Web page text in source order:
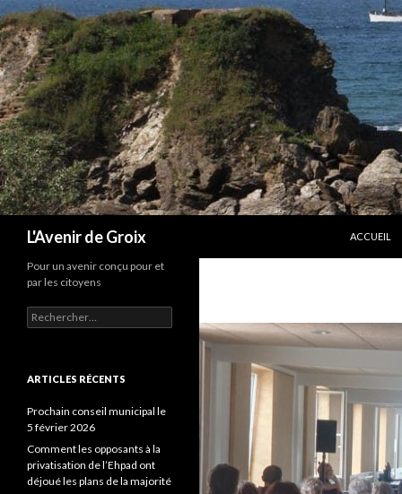
L'Avenir de Groix
ACCUEIL
Pour un avenir conçu pour et
par les citoyens
Rechercher :
ARTICLES RÉCENTS
Prochain conseil municipal le
5 février 2026
Comment les opposants à la
privatisation de l’Ehpad ont
déjoué les plans de la majorité